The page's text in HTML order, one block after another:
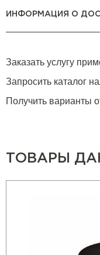
ИНФОРМАЦИЯ О
Заказать услугу
Запросить каталог
Получить варианты
ТОВАРЫ